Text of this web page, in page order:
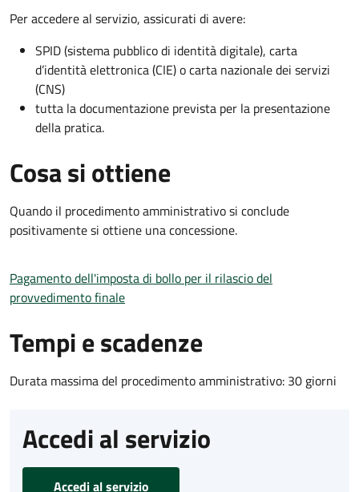
Per accedere al servizio, assicurati di avere:
SPID (sistema pubblico di identità digitale), carta
d’identità elettronica (CIE) o carta nazionale dei servizi
(CNS)
tutta la documentazione prevista per la presentazione
della pratica.
Cosa si ottiene
Quando il procedimento amministrativo si conclude
positivamente si ottiene una concessione.
Pagamento dell'imposta di bollo per il rilascio del
provvedimento finale
Tempi e scadenze
Durata massima del procedimento amministrativo: 30 giorni
Accedi al servizio
Accedi al servizio